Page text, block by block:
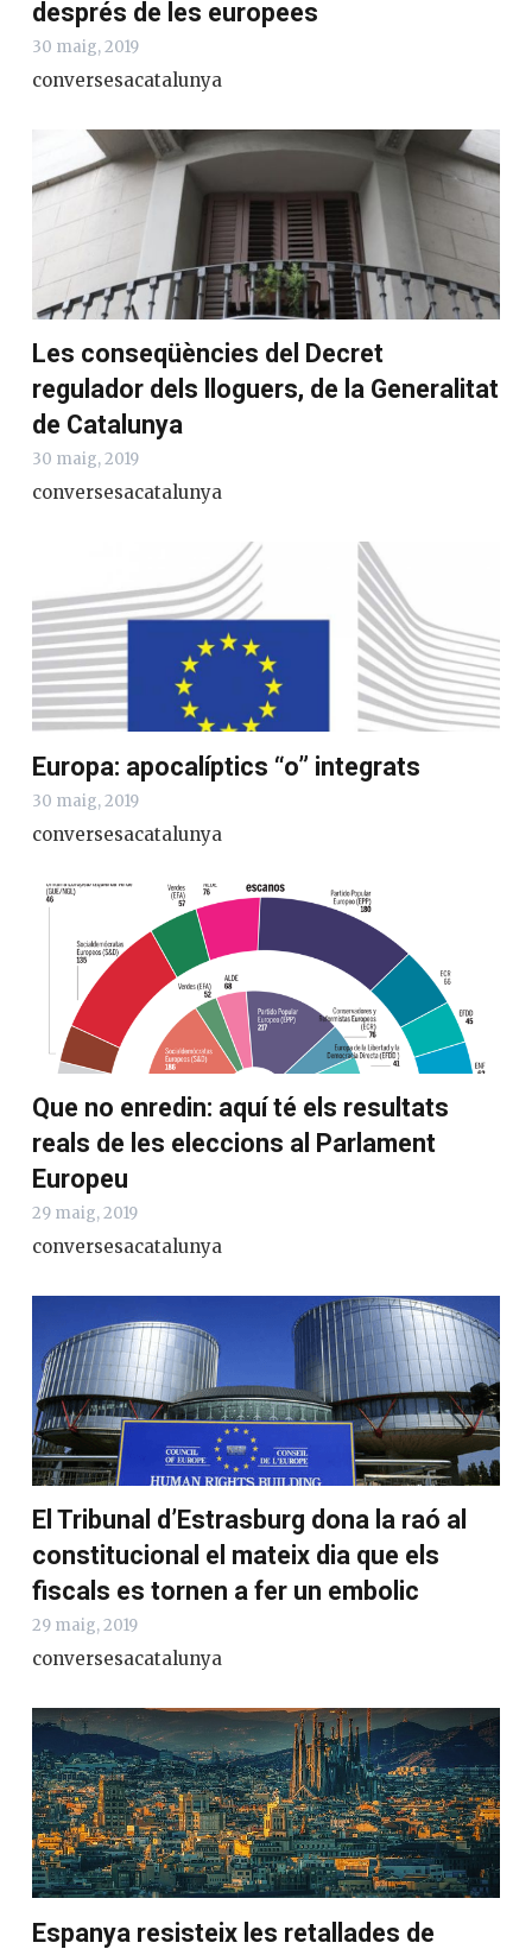
després de les europees
30 maig, 2019
conversesacatalunya
Les conseqüències del Decret
regulador dels lloguers, de la Generalitat
de Catalunya
30 maig, 2019
conversesacatalunya
Europa: apocalíptics “o” integrats
30 maig, 2019
conversesacatalunya
Que no enredin: aquí té els resultats
reals de les eleccions al Parlament
Europeu
29 maig, 2019
conversesacatalunya
El Tribunal d’Estrasburg dona la raó al
constitucional el mateix dia que els
fiscals es tornen a fer un embolic
29 maig, 2019
conversesacatalunya
Espanya resisteix les retallades de